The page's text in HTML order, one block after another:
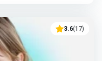
3.6(17)